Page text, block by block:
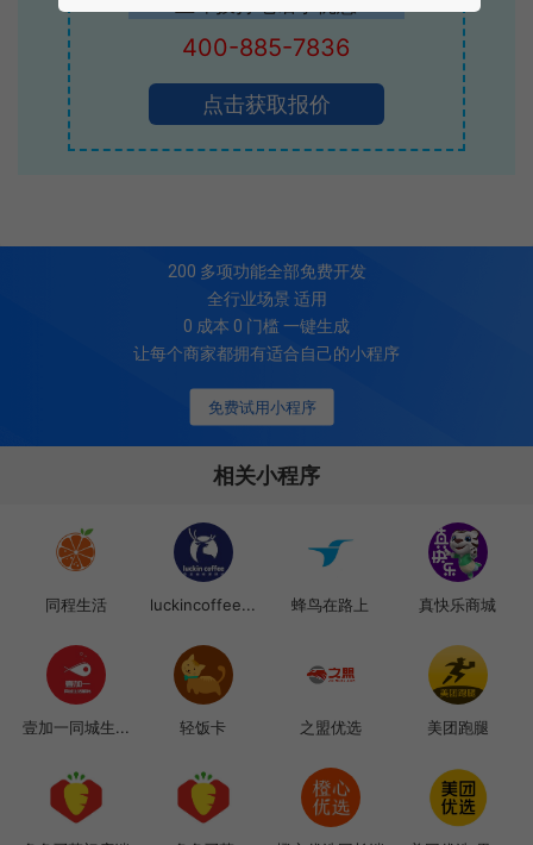
400-885-7836
点击获取报价
免费试用小程序
200 多项功能全部免费开发
全行业场景 适用
0 成本 0 门槛 一键生成
让每个商家都拥有适合自己的小程序
相关小程序
同程生活 luckincoffee... 蜂鸟在路上 真快乐商城
壹加一同城生... 轻饭卡 之盟优选 美团跑腿